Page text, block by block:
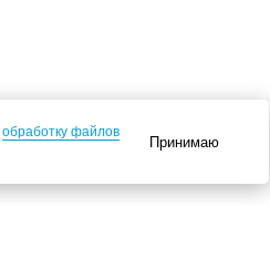
обработку файлов
Принимаю